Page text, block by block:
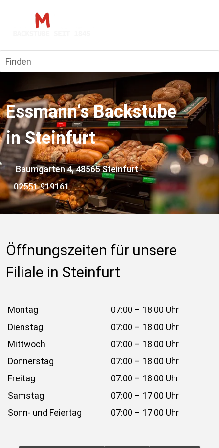
Finden
Essmann‘s Backstube
in Steinfurt
Baumgarten 4, 48565 Steinfurt
02551 919161
Öffnungszeiten für unsere
Filiale in Steinfurt
Montag
07:00 – 18:00 Uhr
Dienstag
07:00 – 18:00 Uhr
Mittwoch
07:00 – 18:00 Uhr
Donnerstag
07:00 – 18:00 Uhr
Freitag
07:00 – 18:00 Uhr
Samstag
07:00 – 17:00 Uhr
Sonn- und Feiertag
07:00 – 17:00 Uhr